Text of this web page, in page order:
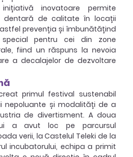
inovatoare permite
dentară de calitate în locații
prevenția și îmbunătățind
pentru cei din zone
fiind un răspuns la nevoia
a decalajelor de dezvoltare
primul festival sustenabil
nepoluante și modalități de a
de divertisment. A doua
a avut loc pe parcursul
verii, la Castelul Teleki de la
incubatorului, echipa a primit